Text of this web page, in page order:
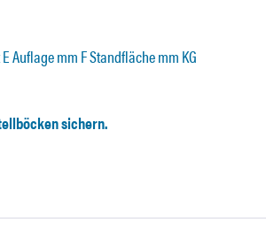
Auflage mm F Standfläche mm KG
sichern.